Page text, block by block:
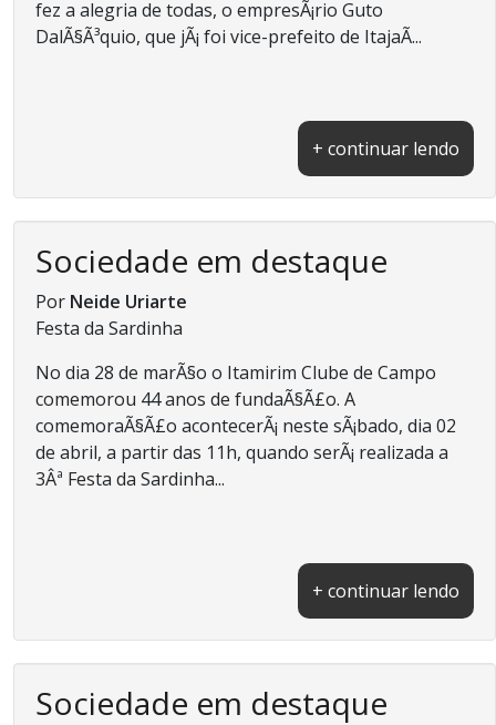
fez a alegria de todas, o empresÃ¡rio Guto
DalÃ§Ã³quio, que jÃ¡ foi vice-prefeito de ItajaÃ­...
+ continuar lendo
Sociedade em destaque
Por Neide Uriarte
Festa da Sardinha
No dia 28 de marÃ§o o Itamirim Clube de Campo
comemorou 44 anos de fundaÃ§Ã£o. A
comemoraÃ§Ã£o acontecerÃ¡ neste sÃ¡bado, dia 02
de abril, a partir das 11h, quando serÃ¡ realizada a
3Âª Festa da Sardinha...
+ continuar lendo
Sociedade em destaque